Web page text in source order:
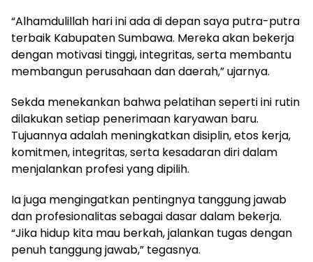
“Alhamdulillah hari ini ada di depan saya putra-putra
terbaik Kabupaten Sumbawa. Mereka akan bekerja
dengan motivasi tinggi, integritas, serta membantu
membangun perusahaan dan daerah,” ujarnya.
Sekda menekankan bahwa pelatihan seperti ini rutin
dilakukan setiap penerimaan karyawan baru.
Tujuannya adalah meningkatkan disiplin, etos kerja,
komitmen, integritas, serta kesadaran diri dalam
menjalankan profesi yang dipilih.
Ia juga mengingatkan pentingnya tanggung jawab
dan profesionalitas sebagai dasar dalam bekerja.
“Jika hidup kita mau berkah, jalankan tugas dengan
penuh tanggung jawab,” tegasnya.